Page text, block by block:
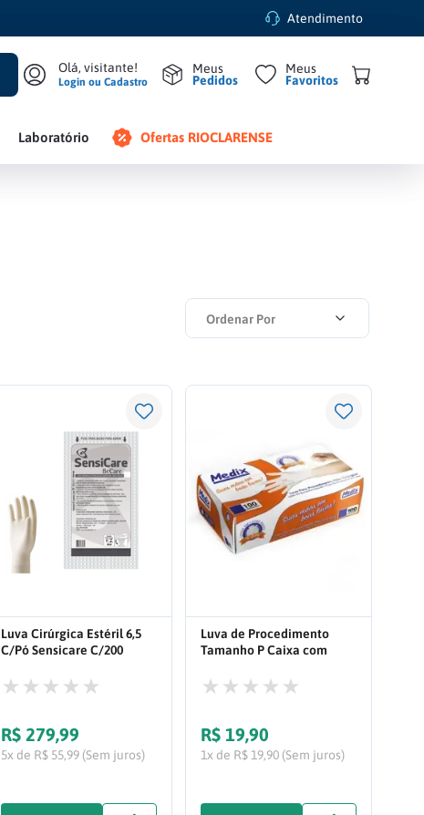
Atendimento
Login ou Cadastro Pedidos Favoritos
Laboratório Ofertas RIOCLARENSE
Luva Cirúrgica Estéril 6,5
C/Pó Sensicare C/200
R$ 279,99
5x de R$ 55,99 (Sem juros)
Luva de Procedimento
Tamanho P Caixa com
R$ 19,90
1x de R$ 19,90 (Sem juros)